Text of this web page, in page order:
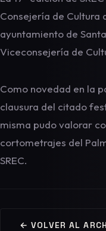
Consejería de Cultura
ayuntamiento de
Viceconsejería de
Como novedad en la
clausura del citado
misma pudo valorar
cortometrajes del
SREC.
← VOLVER AL